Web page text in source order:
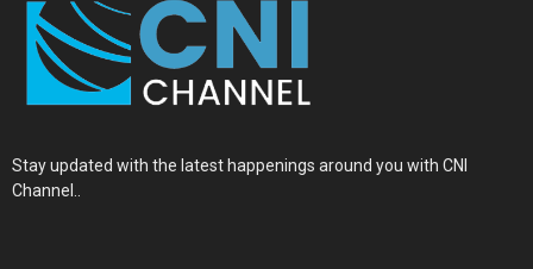
Stay updated with the latest happenings around you with CNI
Channel..